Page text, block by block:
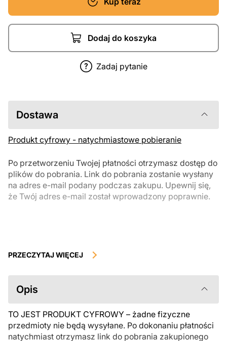
Dodaj do koszyka
Zadaj pytanie
Dostawa
Produkt cyfrowy - natychmiastowe pobieranie
Po przetworzeniu Twojej płatności otrzymasz dostęp do
plików do pobrania. Link do pobrania zostanie wysłany
na adres e-mail podany podczas zakupu. Upewnij się,
że Twój adres e-mail został wprowadzony poprawnie.
podlegają zwrotowi ani wymianie po ich pobraniu. Zalecamy
przed zakupem. Jeśli masz jakiekolwiek problemy z zamówieniem,
skontaktuj się bezpośrednio ze sprzedawcą.
PRZECZYTAJ WIĘCEJ
Opis
TO JEST PRODUKT CYFROWY – żadne fizyczne
przedmioty nie będą wysyłane. Po dokonaniu płatności
natychmiast otrzymasz link do pobrania zakupionego